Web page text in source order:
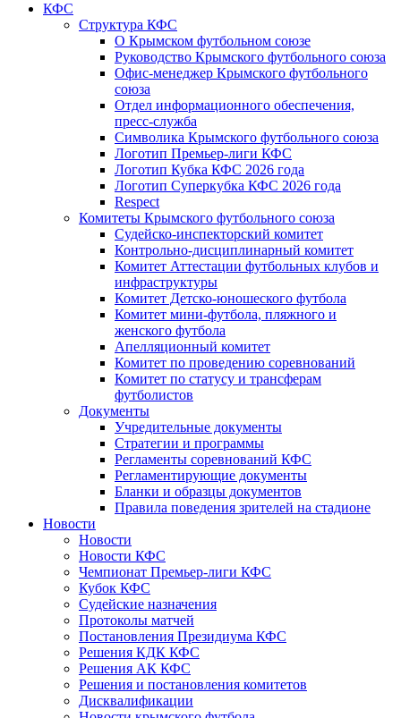
КФС
Структура КФС
О Крымском футбольном союзе
Руководство Крымского футбольного союза
Офис-менеджер Крымского футбольного
союза
Отдел информационного обеспечения,
пресс-служба
Символика Крымского футбольного союза
Логотип Премьер-лиги КФС
Логотип Кубка КФС 2026 года
Логотип Суперкубка КФС 2026 года
Respect
Комитеты Крымского футбольного союза
Судейско-инспекторский комитет
Контрольно-дисциплинарный комитет
Комитет Аттестации футбольных клубов и
инфраструктуры
Комитет Детско-юношеского футбола
Комитет мини-футбола, пляжного и
женского футбола
Апелляционный комитет
Комитет по проведению соревнований
Комитет по статусу и трансферам
футболистов
Документы
Учредительные документы
Стратегии и программы
Регламенты соревнований КФС
Регламентирующие документы
Бланки и образцы документов
Правила поведения зрителей на стадионе
Новости
Новости
Новости КФС
Чемпионат Премьер-лиги КФС
Кубок КФС
Судейские назначения
Протоколы матчей
Постановления Президиума КФС
Решения КДК КФС
Решения АК КФС
Решения и постановления комитетов
Дисквалификации